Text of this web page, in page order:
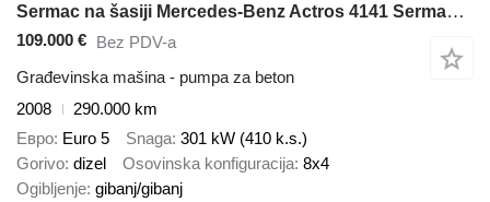
Sermac na šasiji Mercedes-Benz Actros 4141 Sermac 37 m 5Z37 / Euro 5
109.000 € Bez PDV-a
Građevinska mašina - pumpa za beton
2008
290.000 km
Евро Euro 5 Snaga 301 kW (410 k.s.)
Gorivo dizel Osovinska konfiguracija 8x4
Ogibljenje gibanj/gibanj